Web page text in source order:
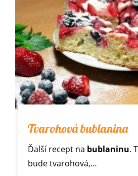
Tvarohová bublanina
Ďalší recept na bublaninu.
bude tvarohová,…